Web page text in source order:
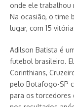
onde ele trabalhou
Na ocasião, o time
lugar, com 15
Adilson Batista é
futebol brasileiro.
Corinthians,
pelo Botafogo-SP
para os torcedores